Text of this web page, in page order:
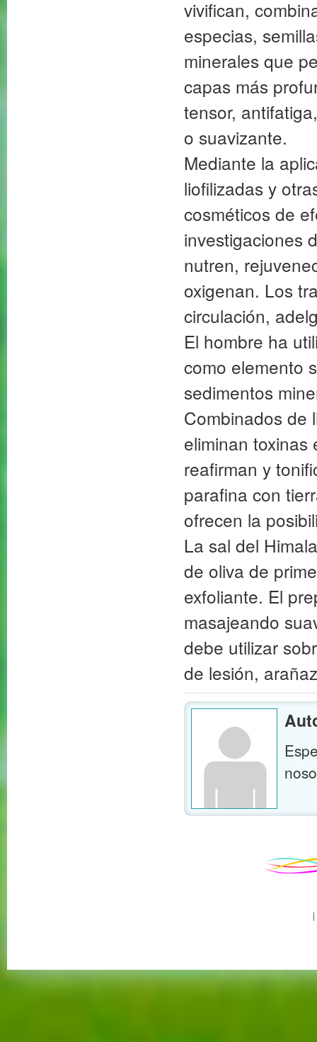
vivifican,
especias,
minerales que
capas más
tensor,
o suavizante.
Mediante la
liofilizadas y
cosméticos de
investigaciones
nutren,
oxigenan. Los
circulación,
El hombre ha
como elemento
sedimentos
Combinados de
eliminan
reafirman y
parafina con
ofrecen la
La sal del
de oliva de
exfoliante. El
masajeando
debe utilizar
de lesión,
|